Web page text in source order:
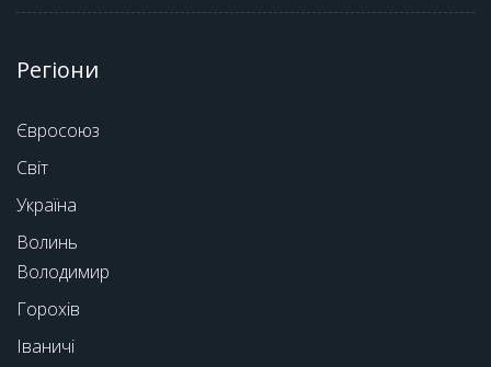
Регіони
Євросоюз
Світ
Україна
Волинь
Володимир
Горохів
Іваничі